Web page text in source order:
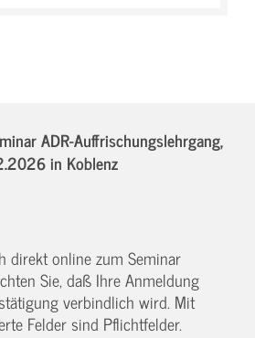
ADR-Auffrischungslehrgang,
in Koblenz
direkt online zum Seminar
Sie, daß Ihre Anmeldung
verbindlich wird. Mit
Felder sind Pflichtfelder.